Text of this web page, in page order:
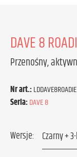
DAVE 8
Przenośny,
Nr art.:LDDAVE8ROADIE
Seria:DAVE 8
Wersje: